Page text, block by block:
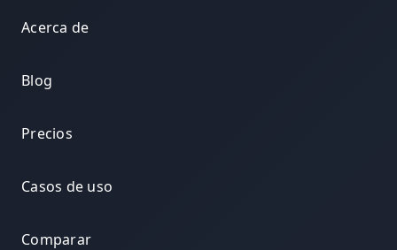
Acerca de
Blog
Precios
Casos de uso
Comparar